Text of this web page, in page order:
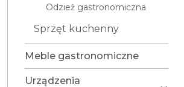
Odzież gastronomiczna
Sprzęt kuchenny
Meble gastronomiczne
Urządzenia